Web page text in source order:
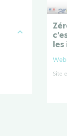
les
Site